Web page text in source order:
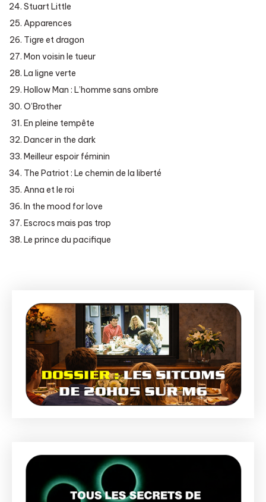
Stuart Little
Apparences
Tigre et dragon
Mon voisin le tueur
La ligne verte
Hollow Man : L’homme sans ombre
O’Brother
En pleine tempête
Dancer in the dark
Meilleur espoir féminin
The Patriot : Le chemin de la liberté
Anna et le roi
In the mood for love
Escrocs mais pas trop
Le prince du pacifique